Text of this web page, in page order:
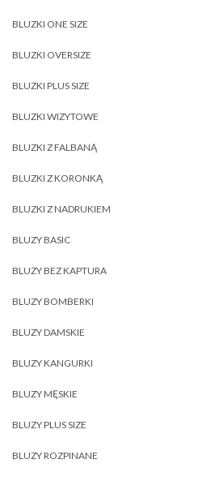
BLUZKI ONE SIZE
BLUZKI OVERSIZE
BLUZKI PLUS SIZE
BLUZKI WIZYTOWE
BLUZKI Z FALBANĄ
BLUZKI Z KORONKĄ
BLUZKI Z NADRUKIEM
BLUZY BASIC
BLUZY BEZ KAPTURA
BLUZY BOMBERKI
BLUZY DAMSKIE
BLUZY KANGURKI
BLUZY MĘSKIE
BLUZY PLUS SIZE
BLUZY ROZPINANE